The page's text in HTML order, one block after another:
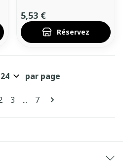
5,53 €
Réservez
Pages
lisez actuellement la page
Page
3 ... Page
7
par page